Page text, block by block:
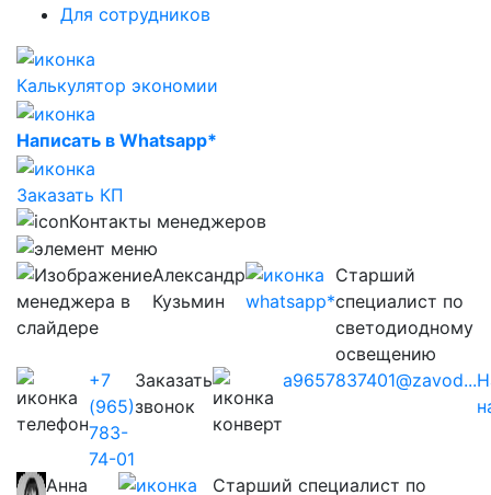
Для сотрудников
Калькулятор экономии
Написать в Whatsapp*
Заказать КП
Контакты менеджеров
Александр
Кузьмин
Старший
специалист по
светодиодному
освещению
+7
(965)
783-
74-01
Заказать
звонок
a9657837401@zavod...
Анна
Старший специалист по